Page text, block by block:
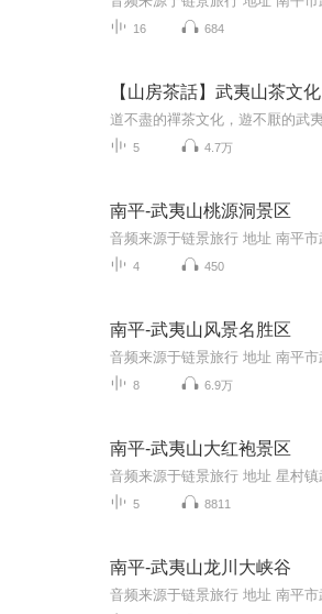
16 684
【山房茶話】武夷山茶文化
5 4.7万
南平-武夷山桃源洞景区
4 450
南平-武夷山风景名胜区
8 6.9万
南平-武夷山大红袍景区
5 8811
南平-武夷山龙川大峡谷